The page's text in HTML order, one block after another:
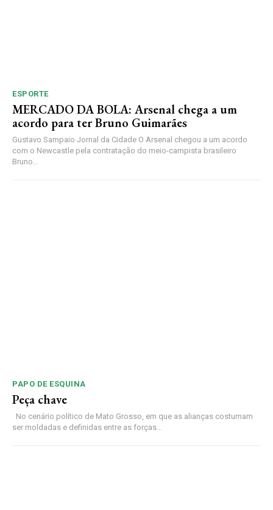
ESPORTE
MERCADO DA BOLA: Arsenal chega a um
acordo para ter Bruno Guimarães
Gustavo Sampaio Jornal da Cidade O Arsenal chegou a um acordo
com o Newcastle pela contratação do meio-campista brasileiro
Bruno...
PAPO DE ESQUINA
Peça chave
No cenário político de Mato Grosso, em que as alianças costumam
ser moldadas e definidas entre as forças...